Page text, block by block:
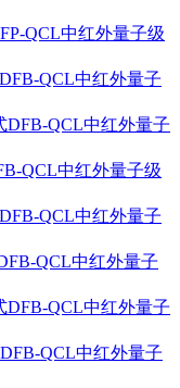
QCL中红外量子级
QCL中红外量子
DFB-QCL中红外量子
QCL中红外量子级
QCL中红外量子
QCL中红外量子
DFB-QCL中红外量子
QCL中红外量子